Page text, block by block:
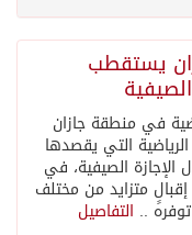
يستقطب
في منطقة جازان
التي يقصدها
الإجازة الصيفية، في
متزايد من مختلف
توفره .. التفاصيل